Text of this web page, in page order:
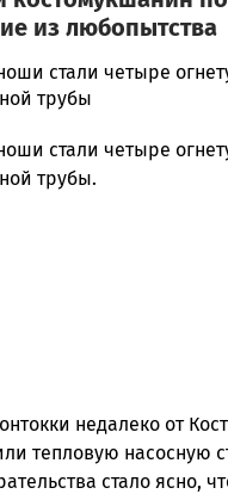
из любопытства
стали четыре
трубы
стали четыре
трубы.
недалеко от
тепловую насосную
стало ясно,